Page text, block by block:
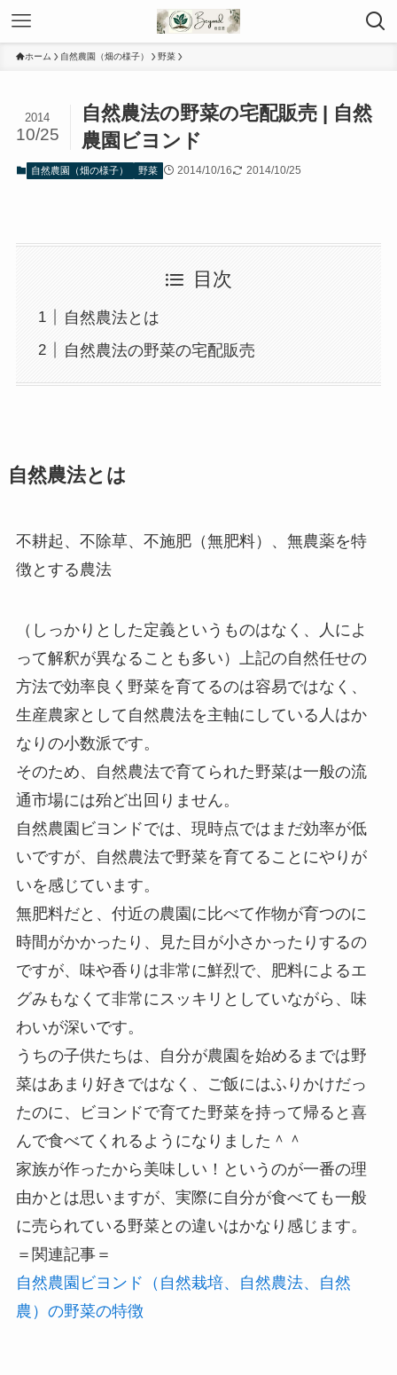
ホーム 自然農園（畑の様子） 野菜
自然農法の野菜の宅配販売 | 自然
農園ビヨンド
2014
10/25
自然農園（畑の様子） 野菜 2014/10/16 2014/10/25
目次
自然農法とは
自然農法の野菜の宅配販売
自然農法とは
不耕起、不除草、不施肥（無肥料）、無農薬を特
徴とする農法
（しっかりとした定義というものはなく、人によ
って解釈が異なることも多い）上記の自然任せの
方法で効率良く野菜を育てるのは容易ではなく、
生産農家として自然農法を主軸にしている人はか
なりの小数派です。
そのため、自然農法で育てられた野菜は一般の流
通市場には殆ど出回りません。
自然農園ビヨンドでは、現時点ではまだ効率が低
いですが、自然農法で野菜を育てることにやりが
いを感じています。
無肥料だと、付近の農園に比べて作物が育つのに
時間がかかったり、見た目が小さかったりするの
ですが、味や香りは非常に鮮烈で、肥料によるエ
グみもなくて非常にスッキリとしていながら、味
わいが深いです。
うちの子供たちは、自分が農園を始めるまでは野
菜はあまり好きではなく、ご飯にはふりかけだっ
たのに、ビヨンドで育てた野菜を持って帰ると喜
んで食べてくれるようになりました＾＾
家族が作ったから美味しい！というのが一番の理
由かとは思いますが、実際に自分が食べても一般
に売られている野菜との違いはかなり感じます。
＝関連記事＝
自然農園ビヨンド（自然栽培、自然農法、自然
農）の野菜の特徴